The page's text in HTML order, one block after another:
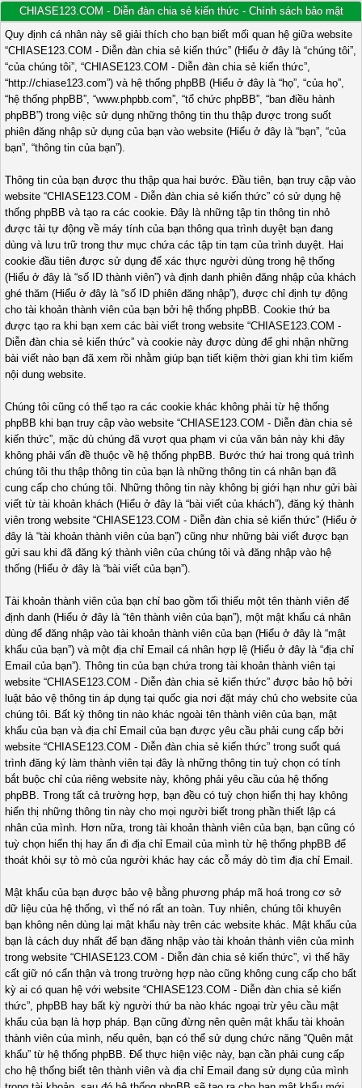
CHIASE123.COM - Diễn đàn chia sẻ kiến thức - Chính sách bảo mật
Quy định cá nhân này sẽ giải thích cho bạn biết mối quan hệ giữa website
“CHIASE123.COM - Diễn đàn chia sẻ kiến thức” (Hiểu ở đây là “chúng tôi”,
“của chúng tôi”, “CHIASE123.COM - Diễn đàn chia sẻ kiến thức”,
“http://chiase123.com”) và hệ thống phpBB (Hiểu ở đây là “họ”, “của họ”,
“hệ thống phpBB”, “www.phpbb.com”, “tổ chức phpBB”, “ban điều hành
phpBB”) trong việc sử dụng những thông tin thu thập được trong suốt
phiên đăng nhập sử dụng của bạn vào website (Hiểu ở đây là “bạn”, “của
bạn”, “thông tin của bạn”).
Thông tin của bạn được thu thập qua hai bước. Đầu tiên, bạn truy cập vào
website “CHIASE123.COM - Diễn đàn chia sẻ kiến thức” có sử dụng hệ
thống phpBB và tạo ra các cookie. Đây là những tập tin thông tin nhỏ
được tải tự động về máy tính của bạn thông qua trình duyệt bạn đang
dùng và lưu trữ trong thư mục chứa các tập tin tạm của trình duyệt. Hai
cookie đầu tiên được sử dụng để xác thực người dùng trong hệ thống
(Hiểu ở đây là “số ID thành viên”) và định danh phiên đăng nhập của khách
ghé thăm (Hiểu ở đây là “số ID phiên đăng nhập”), được chỉ định tự động
cho tài khoản thành viên của bạn bởi hệ thống phpBB. Cookie thứ ba
được tạo ra khi bạn xem các bài viết trong website “CHIASE123.COM -
Diễn đàn chia sẻ kiến thức” và cookie này được dùng để ghi nhận những
bài viết nào bạn đã xem rồi nhằm giúp bạn tiết kiệm thời gian khi tìm kiếm
nội dung website.
Chúng tôi cũng có thể tạo ra các cookie khác không phải từ hệ thống
phpBB khi bạn truy cập vào website “CHIASE123.COM - Diễn đàn chia sẻ
kiến thức”, mặc dù chúng đã vượt qua phạm vi của văn bản này khi đây
không phải vấn đề thuộc về hệ thống phpBB. Bước thứ hai trong quá trình
chúng tôi thu thập thông tin của bạn là những thông tin cá nhân bạn đã
cung cấp cho chúng tôi. Những thông tin này không bị giới hạn như gửi bài
viết từ tài khoản khách (Hiểu ở đây là “bài viết của khách”), đăng ký thành
viên trong website “CHIASE123.COM - Diễn đàn chia sẻ kiến thức” (Hiểu ở
đây là “tài khoản thành viên của bạn”) cũng như những bài viết được bạn
gửi sau khi đã đăng ký thành viên của chúng tôi và đăng nhập vào hệ
thống (Hiểu ở đây là “bài viết của bạn”).
Tài khoản thành viên của bạn chỉ bao gồm tối thiểu một tên thành viên để
định danh (Hiểu ở đây là “tên thành viên của bạn”), một mật khẩu cá nhân
dùng để đăng nhập vào tài khoản thành viên của bạn (Hiểu ở đây là “mật
khẩu của bạn”) và một địa chỉ Email cá nhân hợp lệ (Hiểu ở đây là “địa chỉ
Email của bạn”). Thông tin của bạn chứa trong tài khoản thành viên tại
website “CHIASE123.COM - Diễn đàn chia sẻ kiến thức” được bảo hộ bởi
luật bảo vệ thông tin áp dụng tại quốc gia nơi đặt máy chủ cho website của
chúng tôi. Bất kỳ thông tin nào khác ngoài tên thành viên của bạn, mật
khẩu của bạn và địa chỉ Email của bạn được yêu cầu phải cung cấp bởi
website “CHIASE123.COM - Diễn đàn chia sẻ kiến thức” trong suốt quá
trình đăng ký làm thành viên tại đây là những thông tin tuỳ chọn có tính
bắt buộc chỉ của riêng website này, không phải yêu cầu của hệ thống
phpBB. Trong tất cả trường hợp, bạn đều có tuỳ chọn hiển thị hay không
hiển thị những thông tin này cho mọi người biết trong phần thiết lập cá
nhân của mình. Hơn nữa, trong tài khoản thành viên của bạn, bạn cũng có
tuỳ chọn hiển thị hay ẩn đi địa chỉ Email của mình từ hệ thống phpBB để
thoát khỏi sự tò mò của người khác hay các cỗ máy dò tìm địa chỉ Email.
Mật khẩu của bạn được bảo vệ bằng phương pháp mã hoá trong cơ sở
dữ liệu của hệ thống, vì thế nó rất an toàn. Tuy nhiên, chúng tôi khuyên
bạn không nên dùng lại mật khẩu này trên các website khác. Mật khẩu của
bạn là cách duy nhất để bạn đăng nhập vào tài khoản thành viên của mình
trong website “CHIASE123.COM - Diễn đàn chia sẻ kiến thức”, vì thế hãy
cất giữ nó cẩn thận và trong trường hợp nào cũng không cung cấp cho bất
kỳ ai có quan hệ với website “CHIASE123.COM - Diễn đàn chia sẻ kiến
thức”, phpBB hay bất kỳ người thứ ba nào khác ngoại trừ yêu cầu mật
khẩu của bạn là hợp pháp. Bạn cũng đừng nên quên mật khẩu tài khoản
thành viên của mình, nếu quên, bạn có thể sử dụng chức năng “Quên mật
khẩu” từ hệ thống phpBB. Để thực hiện việc này, bạn cần phải cung cấp
cho hệ thống biết tên thành viên và địa chỉ Email đang sử dụng của mình